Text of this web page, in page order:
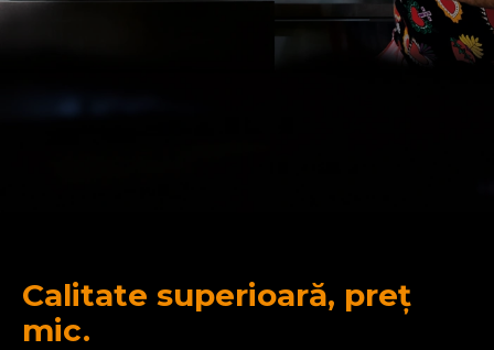
Calitate superioară, preț
mic.